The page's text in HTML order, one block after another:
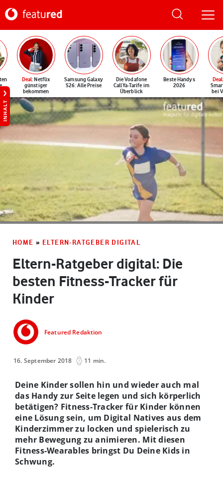
Deal: Netflix
günstiger
bekommen
Samsung Galaxy
S26: Alle Preise
Die Vodafone
CallYa-Tarife im
Überblick
Beste Handys
2026
Deal
bei
INHALT
HOME » ELTERN-RATGEBER DIGITAL
Eltern-Ratgeber digital: Die
besten Fitness-Tracker für
Kinder
Featured Redaktion
16. September 2018 11 min.
Deine Kinder sollen hin und wieder auch mal
das Handy zur Seite legen und sich körperlich
betätigen? Fitness-Tracker für Kinder können
eine Lösung sein, um Digital Natives aus dem
Kinderzimmer zu locken und spielerisch zu
mehr Bewegung zu animieren. Mit diesen
Fitness-Wearables bringst Du Deine Kids in
Schwung.